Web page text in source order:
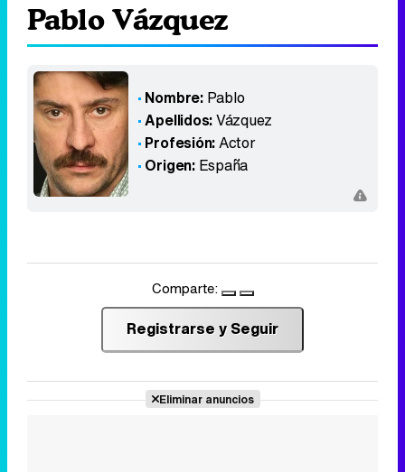
Pablo Vázquez
Nombre: Pablo
Apellidos:Vázquez
Profesión:Actor
Origen: España
Comparte:
Registrarse y Seguir
Eliminar anuncios